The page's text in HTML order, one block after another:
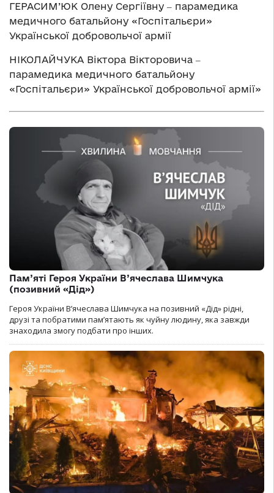
ГЕРАСИМ’ЮК Олену Сергіївну ‒ парамедика
медичного батальйону «Госпітальєри»
Української добровольчої армії
НІКОЛАЙЧУКА Віктора Вікторовича ‒
парамедика медичного батальйону
«Госпітальєри» Української добровольчої армії»
Пам’яті Героя України В’ячеслава Шимчука
(позивний «Дід»)
Героя України В’ячеслава Шимчука на позивний «Дід» рідні,
друзі та побратими пам’ятають як чуйну людину, яка завжди
знаходила змогу подбати про інших.